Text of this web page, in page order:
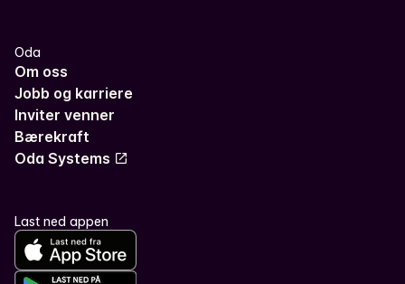
Oda
Om oss
Jobb og karriere
Inviter venner
Bærekraft
Oda Systems
Last ned appen